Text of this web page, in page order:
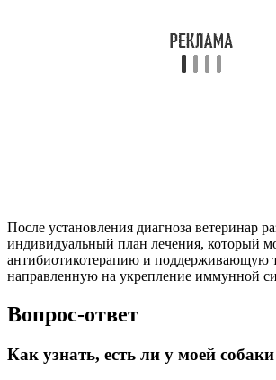
После установления диагноза ветеринар
индивидуальный план лечения, который
антибиотикотерапию и поддерживающую
направленную на укрепление иммунной
Вопрос-ответ
Как узнать, есть ли у моей